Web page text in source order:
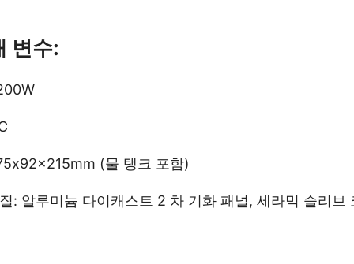
변수:
(물 탱크 포함)
: 알루미늄 다이캐스트 2 차 기화 패널, 세라믹 슬리브